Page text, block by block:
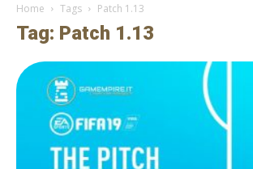
Home Tags Patch 1.13
Tag: Patch 1.13